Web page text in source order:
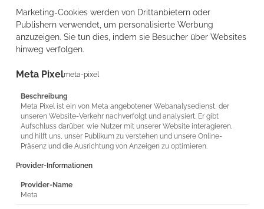
Marketing-Cookies werden von Drittanbietern oder
Publishern verwendet, um personalisierte Werbung
anzuzeigen. Sie tun dies, indem sie Besucher über Websites
hinweg verfolgen.
Meta Pixelmeta-pixel
Beschreibung
Meta Pixel ist ein von Meta angebotener Webanalysedienst, der
unseren Website-Verkehr nachverfolgt und analysiert. Er gibt
Aufschluss darüber, wie Nutzer mit unserer Website interagieren,
und hilft uns, unser Publikum zu verstehen und unsere Online-
Präsenz und die Ausrichtung von Anzeigen zu optimieren.
Provider-Informationen
Provider-Name
Meta